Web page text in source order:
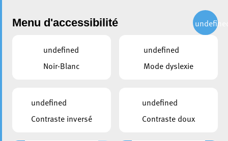
Administration
abordables à Esch-sur-
Alzette : 3 projets de la
Menu d'accessibilité
undefined
Noir-Blanc
undefined
Mode dyslexie
undefined
Contraste inversé
undefined
Contraste doux